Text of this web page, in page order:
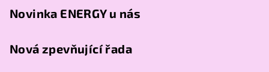
Novinka ENERGY u nás
Nová zpevňující řada